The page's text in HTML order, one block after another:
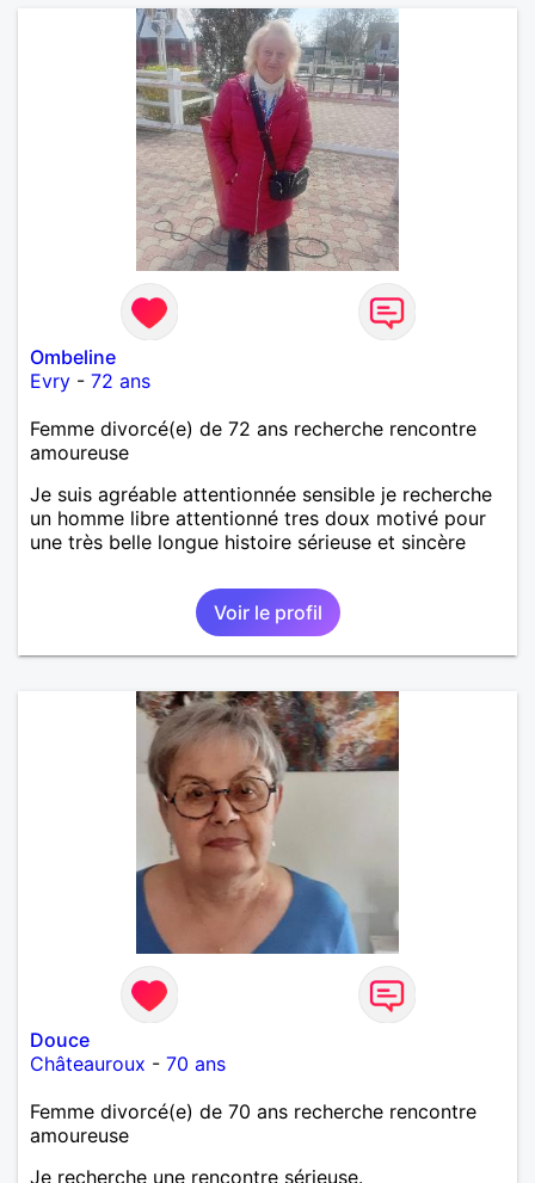
Ombeline
Evry - 72 ans
Femme divorcé(e) de 72 ans recherche rencontre
amoureuse
Je suis agréable attentionnée sensible je recherche
un homme libre attentionné tres doux motivé pour
une très belle longue histoire sérieuse et sincère
Voir le profil
Douce
Châteauroux - 70 ans
Femme divorcé(e) de 70 ans recherche rencontre
amoureuse
Je recherche une rencontre sérieuse.